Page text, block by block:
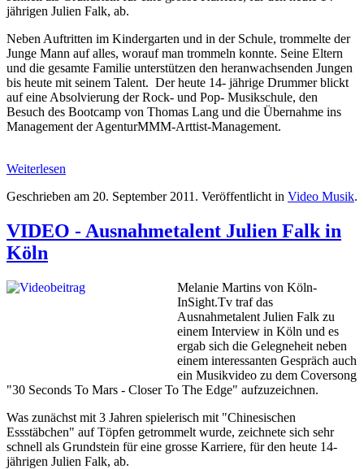
jährigen Julien Falk, ab.
Neben Auftritten im Kindergarten und in der Schule, trommelte der
Junge Mann auf alles, worauf man trommeln konnte. Seine Eltern
und die gesamte Familie unterstützen den heranwachsenden Jungen
bis heute mit seinem Talent. Der heute 14- jährige Drummer blickt
auf eine Absolvierung der Rock- und Pop- Musikschule, den
Besuch des Bootcamp von Thomas Lang und die Übernahme ins
Management der AgenturMMM-Arttist-Management.
Weiterlesen
Geschrieben am 20. September 2011 . Veröffentlicht in Video Musik.
VIDEO - Ausnahmetalent Julien Falk in
Köln
Melanie Martins von Köln-
InSight.Tv traf das
Ausnahmetalent Julien Falk zu
einem Interview in Köln und es
ergab sich die Gelegneheit neben
einem interessanten Gespräch auch
ein Musikvideo zu dem Coversong
"30 Seconds To Mars - Closer To The Edge" aufzuzeichnen.
Was zunächst mit 3 Jahren spielerisch mit "Chinesischen
Essstäbchen" auf Töpfen getrommelt wurde, zeichnete sich sehr
schnell als Grundstein für eine grosse Karriere, für den heute 14-
jährigen Julien Falk, ab.